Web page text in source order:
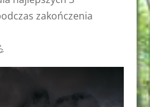
zakończenia